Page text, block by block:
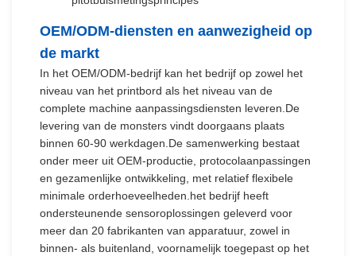
OEM/ODM-diensten en aanwezigheid op
de markt
In het OEM/ODM-bedrijf kan het bedrijf op zowel het
niveau van het printbord als het niveau van de
complete machine aanpassingsdiensten leveren.De
levering van de monsters vindt doorgaans plaats
binnen 60-90 werkdagen.De samenwerking bestaat
onder meer uit OEM-productie, protocolaanpassingen
en gezamenlijke ontwikkeling, met relatief flexibele
minimale orderhoeveelheden.het bedrijf heeft
ondersteunende sensoroplossingen geleverd voor
meer dan 20 fabrikanten van apparatuur, zowel in
binnen- als buitenland, voornamelijk toegepast op het